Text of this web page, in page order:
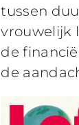
tussen
vrouwelijk
de
de